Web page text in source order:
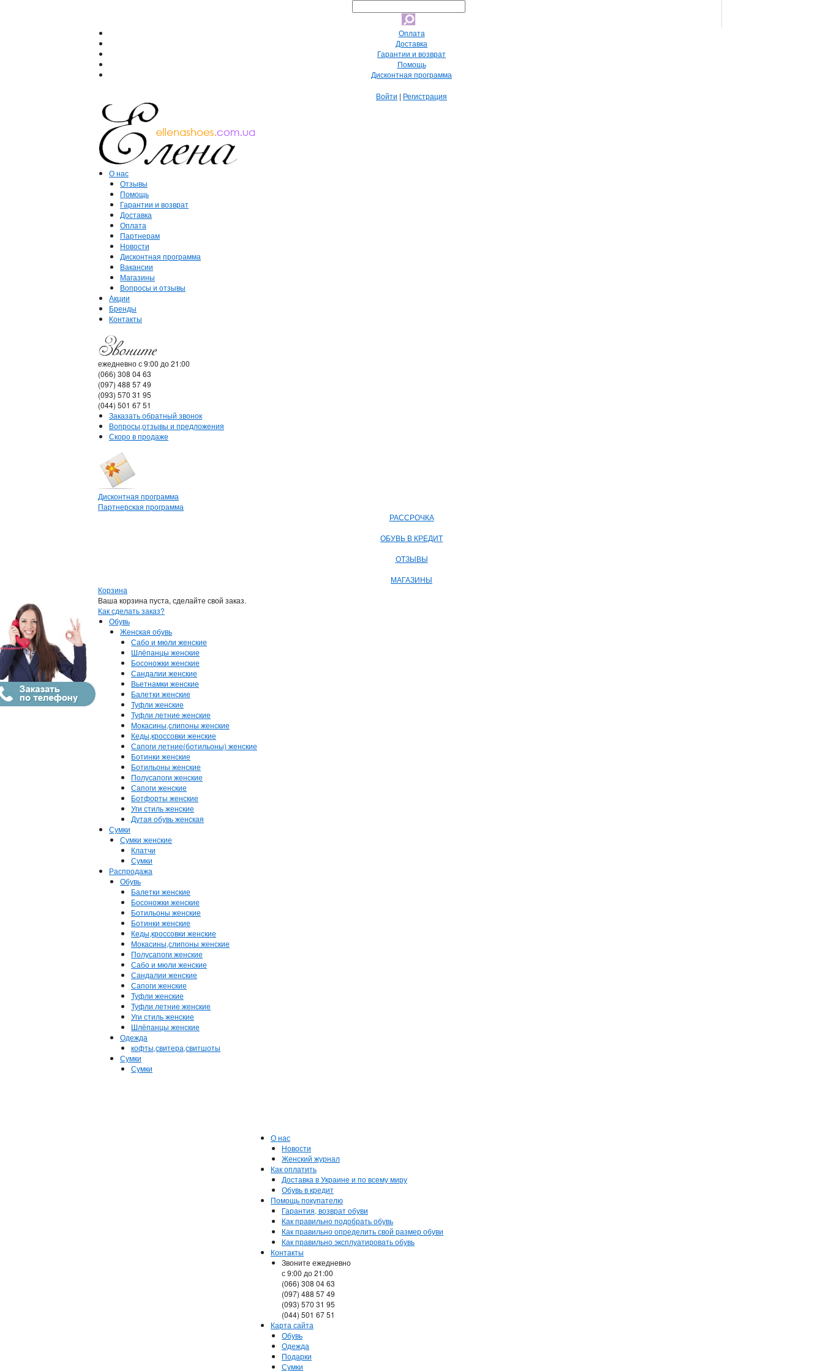
Оплата
Доставка
Гарантии и возврат
Помощь
Дисконтная программа
Войти | Регистрация
О нас
Отзывы
Помощь
Гарантии и возврат
Доставка
Оплата
Партнерам
Новости
Дисконтная программа
Вакансии
Магазины
Вопросы и отзывы
Акции
Бренды
Контакты
ежедневно с 9:00 до 21:00
(066) 308 04 63
(097) 488 57 49
(093) 570 31 95
(044) 501 67 51
Заказать обратный звонок
Вопросы,отзывы и предложения
Скоро в продаже
Дисконтная программа
Партнерская программа
РАССРОЧКА
ОБУВЬ В КРЕДИТ
ОТЗЫВЫ
МАГАЗИНЫ
Корзина
Ваша корзина пуста, сделайте свой заказ.
Как сделать заказ?
Обувь
Женская обувь
Сабо и мюли женские
Шлёпанцы женские
Босоножки женские
Сандалии женские
Вьетнамки женские
Балетки женские
Туфли женские
Туфли летние женские
Мокасины,слипоны женские
Кеды,кроссовки женские
Сапоги летние(ботильоны) женские
Ботинки женские
Ботильоны женские
Полусапоги женские
Сапоги женские
Ботфорты женские
Уги стиль женские
Дутая обувь женская
Сумки
Сумки женские
Клатчи
Сумки
Распродажа
Обувь
Балетки женские
Босоножки женские
Ботильоны женские
Ботинки женские
Кеды,кроссовки женские
Мокасины,слипоны женские
Полусапоги женские
Сабо и мюли женские
Сандалии женские
Сапоги женские
Туфли женские
Туфли летние женские
Уги стиль женские
Шлёпанцы женские
Одежда
кофты,свитера,свитшоты
Сумки
Сумки
О нас
Новости
Женский журнал
Как оплатить
Доставка в Украине и по всему миру
Обувь в кредит
Помощь покупателю
Гарантия, возврат обуви
Как правильно подобрать обувь
Как правильно определить свой размер обуви
Как правильно эксплуатировать обувь
Контакты
Звоните ежедневно
с 9:00 до 21:00
(066) 308 04 63
(097) 488 57 49
(093) 570 31 95
(044) 501 67 51
Карта сайта
Обувь
Одежда
Подарки
Сумки